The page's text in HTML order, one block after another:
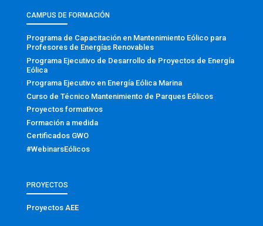
CAMPUS DE FORMACIÓN
Programa de Capacitación en Mantenimiento Eólico para
Profesores de Energías Renovables
Programa Ejecutivo de Desarrollo de Proyectos de Energía
Eólica
Programa Ejecutivo en Energía Eólica Marina
Curso de Técnico Mantenimiento de Parques Eólicos
Proyectos formativos
Formación a medida
Certificados GWO
#WebinarsEólicos
PROYECTOS
Proyectos AEE